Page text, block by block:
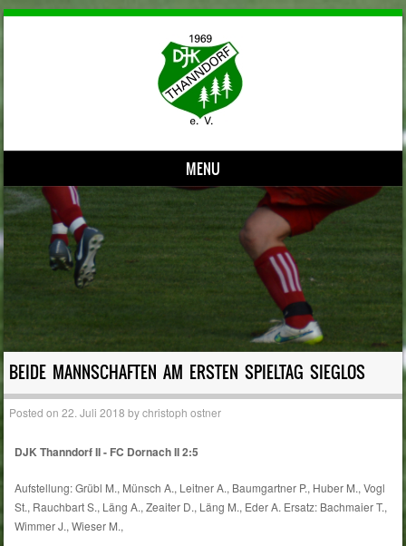
MENU
Skip to content
BEIDE MANNSCHAFTEN AM ERSTEN SPIELTAG SIEGLOS
Posted on22. Juli 2018 bychristoph ostner
DJK Thanndorf II - FC Dornach II 2:5
Aufstellung: Grübl M., Münsch A., Leitner A., Baumgartner P., Huber M., Vogl
St., Rauchbart S., Läng A., Zeaiter D., Läng M., Eder A. Ersatz: Bachmaier T.,
Wimmer J., Wieser M.,